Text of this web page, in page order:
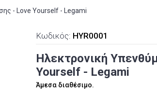
- Love Yourself - Legami
Κωδικός: HYR0001
Ηλεκτρονική
Yourself - Legami
Άμεσα διαθέσιμο.